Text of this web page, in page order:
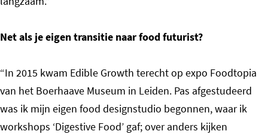
Net als je eigen transitie naar food futurist?
“In 2015 kwam Edible Growth terecht op expo Foodtopia
van het Boerhaave Museum in Leiden. Pas afgestudeerd
was ik mijn eigen food designstudio begonnen, waar ik
workshops ‘Digestive Food’ gaf; over anders kijken